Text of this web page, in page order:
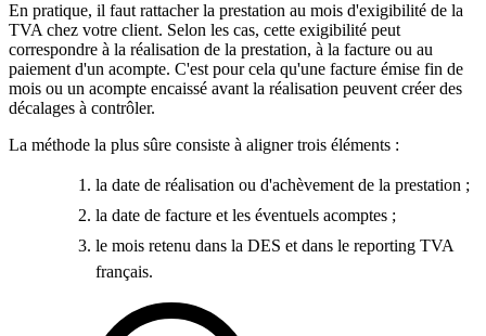
En pratique, il faut rattacher la prestation au mois d'exigibilité de la
TVA chez votre client. Selon les cas, cette exigibilité peut
correspondre à la réalisation de la prestation, à la facture ou au
paiement d'un acompte. C'est pour cela qu'une facture émise fin de
mois ou un acompte encaissé avant la réalisation peuvent créer des
décalages à contrôler.
La méthode la plus sûre consiste à aligner trois éléments :
la date de réalisation ou d'achèvement de la prestation ;
la date de facture et les éventuels acomptes ;
le mois retenu dans la DES et dans le reporting TVA
français.